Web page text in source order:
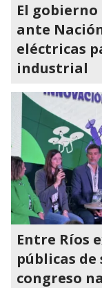
El
ante
eléctricas
industrial
Entre Ríos
públicas
congreso